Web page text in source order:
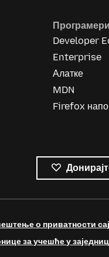
Програмери
Developer
Enterprise
Алатке
MDN
Firefox
о приватности
за учешће у